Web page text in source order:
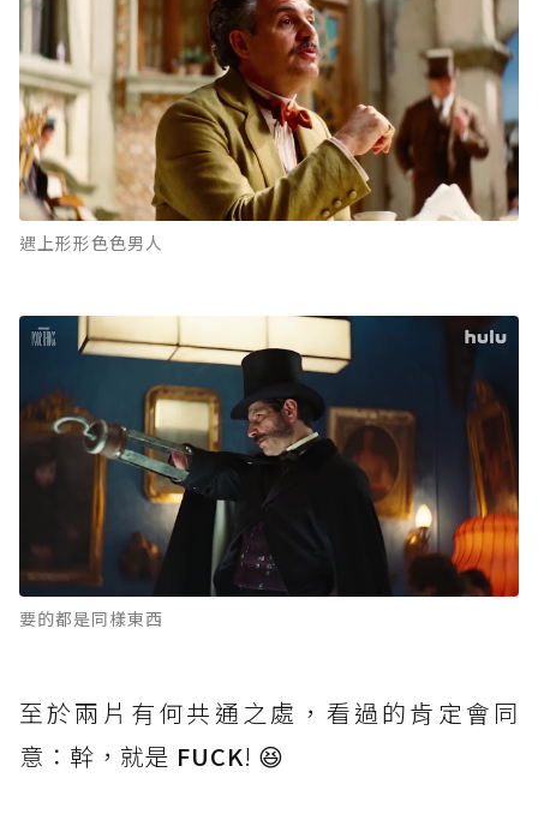
遇上形形色色男人
要的都是同樣東西
至於兩片有何共通之處，看過的肯定會同
意：幹，就是 FUCK! 😆